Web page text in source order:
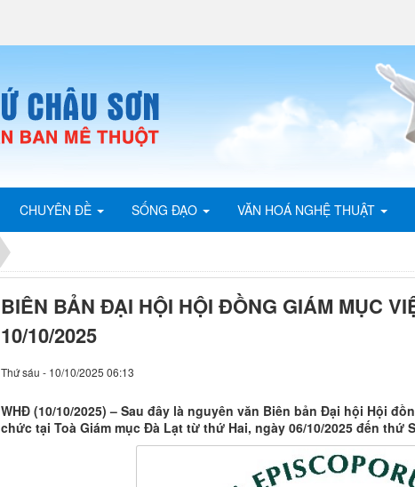
CHUYÊN ĐỀ SỐNG ĐẠO VĂN HOÁ NGHỆ THUẬT
BIÊN BẢN ĐẠI HỘI HỘI ĐỒNG GIÁM MỤC
10/10/2025
Thứ sáu - 10/10/2025 06:13
WHĐ (10/10/2025) – Sau đây là nguyên văn Biên bản Đại hội Hội
chức tại Toà Giám mục Đà Lạt từ thứ Hai, ngày 06/10/2025 đến thứ